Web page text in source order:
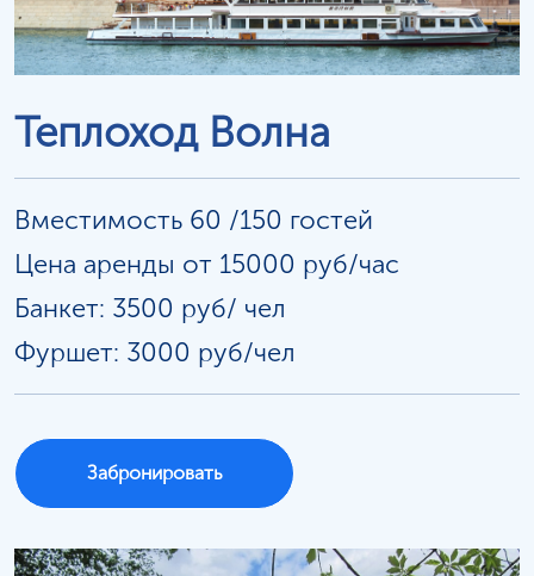
Теплоход Волна
Вместимость 60 /150 гостей
Цена аренды от 15000 руб/час
Банкет: 3500 руб/ чел
Фуршет: 3000 руб/чел
Забронировать